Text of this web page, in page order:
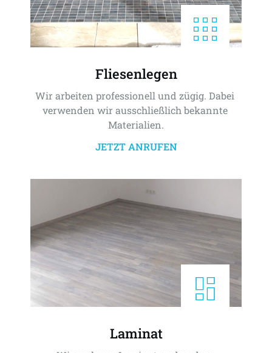
Fliesenlegen
Wir arbeiten professionell und zügig. Dabei
verwenden wir ausschließlich bekannte
Materialien.
JETZT ANRUFEN
Laminat